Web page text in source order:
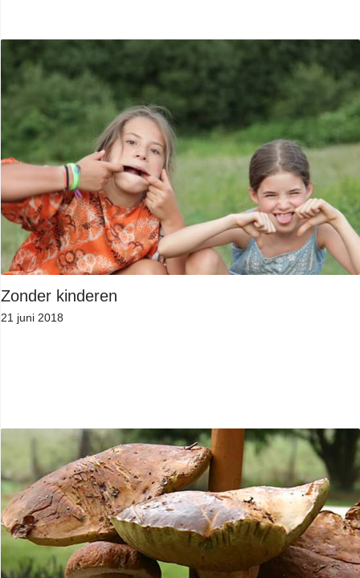
Zonder kinderen
21 juni 2018